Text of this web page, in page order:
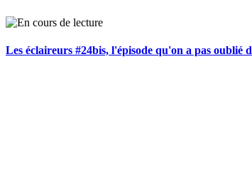
Les éclaireurs #24bis, l'épisode qu'on a pas oublié